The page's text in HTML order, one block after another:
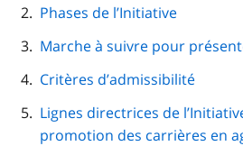
Phases de l’Initiative
Marche à suivre pour
Critères d’admissibilité
Lignes directrices de
promotion des carrières en